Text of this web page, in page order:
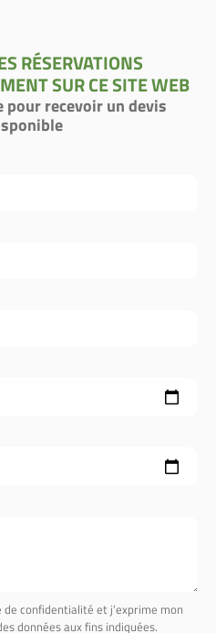
RÉSERVATIONS
SUR CE SITE WEB
recevoir un devis
confidentialité et j’exprime mon
données aux fins indiquées.